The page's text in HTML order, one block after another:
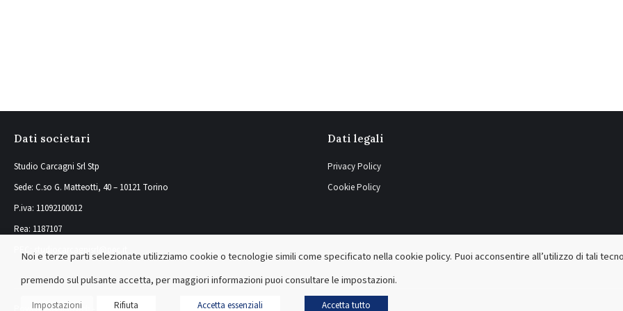
Dati societari
Studio Carcagni Srl Stp
Sede: C.so G. Matteotti, 40 – 10121 Torino
P.iva: 11092100012
Rea: 1187107
PEC: studiocarcagnisrl@pec.it
Dati legali
Privacy Policy
Cookie Policy
Noi e terze parti selezionate utilizziamo cookie o tecnologie simili come specificato nella cookie policy. Puoi acconsentire all’utilizzo di tali
premendo sul pulsante accetta, per maggiori informazioni puoi consultare le impostazioni.
Impostazioni Rifiuta Accetta essenziali Accetta tutto